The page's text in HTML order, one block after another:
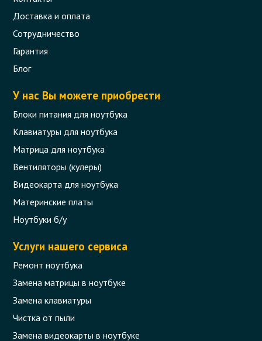
Lenovo IdeaPad G400s, G500s, G505s
Код товара - 09392
328 грн.
Нет в наличии
Доставка и оплата
Сотрудничество
Гарантия
Блог
У нас Вы можете приобрести
Блоки питания для ноутбука
Клавиатуры для ноутбука
Матрица для ноутбука
Вентиляторы (кулеры)
Видеокарта для ноутбука
Материнские платы
Ноутбуки б/у
Услуги нашего сервиса
Ремонт ноутбука
Замена матрицы в ноутбуке
Замена клавиатуры
Чистка от пыли
Замена видеокарты в ноутбуке